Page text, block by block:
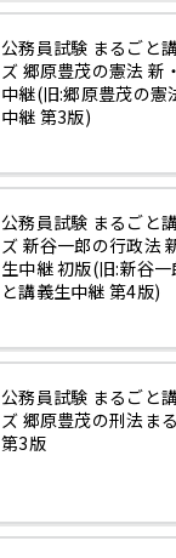
公務員試験 まるごと
ズ 郷原豊茂の憲法 新
中継(旧:郷原豊茂の憲
中継 第3版)
公務員試験 まるごと
ズ 新谷一郎の行政法
生中継 初版(旧:新谷
と講義生中継 第4版)
公務員試験 まるごと
ズ 郷原豊茂の刑法ま
第3版